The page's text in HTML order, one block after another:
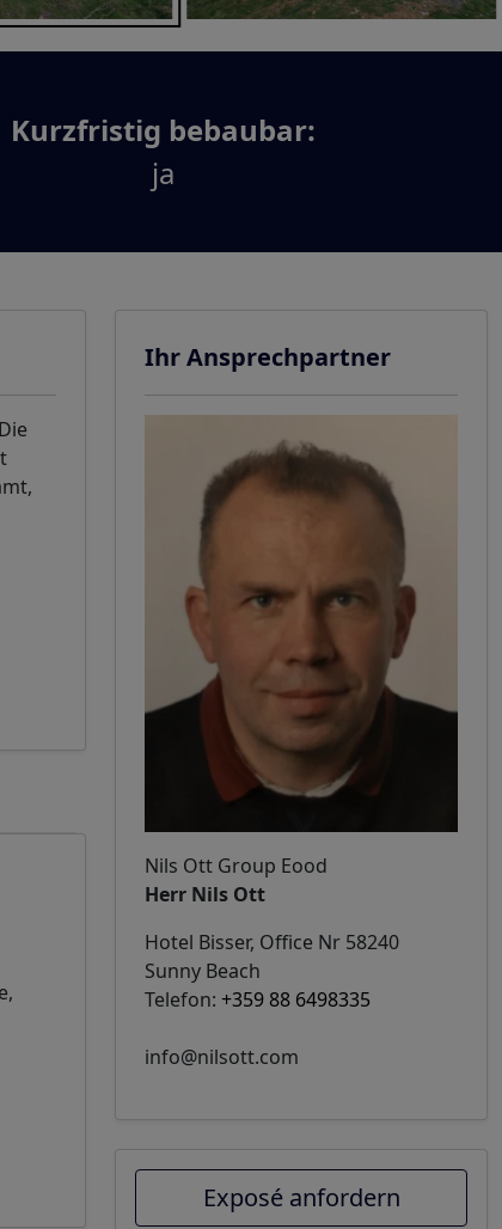
Kurzfristig bebaubar:
ja
Ihr Ansprechpartner
Nils Ott Group Eood
Herr Nils Ott
Hotel Bisser, Office Nr 58240
Sunny Beach
Telefon: +359 88 6498335
info@nilsott.com
Exposé anfordern
Sie können Ihre Cookie-Einstellung jederzeit hier
Cookie-Details